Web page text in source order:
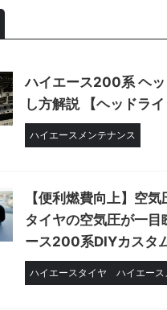
ハイエース200系 ヘ
し方解説 【ヘッドライ
ハイエースメンテナンス
【便利燃費向上】空
タイヤの空気圧が一目
ース200系DIYカスタ
ハイエースタイヤ ハイエー